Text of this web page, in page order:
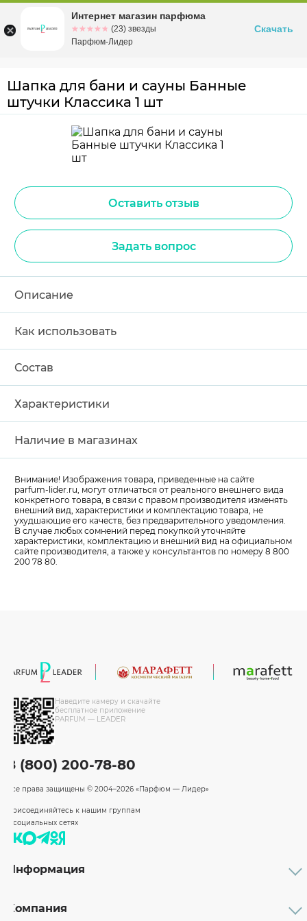
Омскул. Заозерная, 11, к. 1
Шапка для бани и сауны Банные
штучки Классика 1 шт
Оставить отзыв
Задать вопрос
Описание
Как использовать
Состав
Характеристики
Наличие в магазинах
Внимание! Изображения товара, приведенные на сайте
parfum-lider.ru, могут отличаться от реального внешнего вида
конкретного товара, в связи с правом производителя изменять
внешний вид, характеристики и комплектацию товара, не
ухудшающие его качеств, без предварительного уведомления.
В случае любых сомнений перед покупкой уточняйте
характеристики, комплектацию и внешний вид на официальном
сайте производителя, а также у консультантов по номеру 8 800
200 78 80.
Наведите камеру и скачайте
бесплатное приложение
PARFUM — LEADER
8 (800) 200-78-80
Все права защищены © 2004–2026 «Парфюм — Лидер»
Присоединяйтесь к нашим группам
в социальных сетях
Информация
Бренды
Компания
Интернет магазин парфюма
☆☆☆☆☆
★★★★★ (23) звезды
Парфюм-Лидер
Скачать